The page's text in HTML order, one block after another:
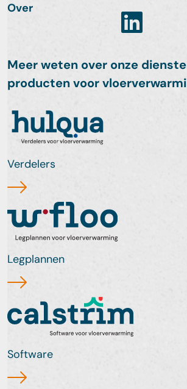
Over
Meer weten over onze
producten voor
Verdelers
Legplannen
Software